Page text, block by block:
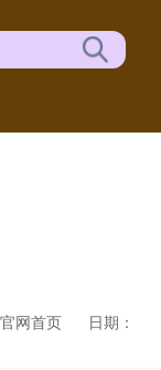
网首页
日期：